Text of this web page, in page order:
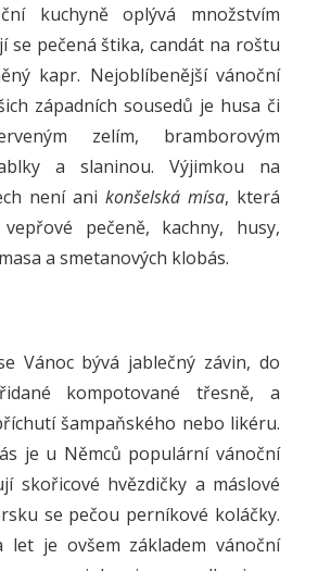
kuchyně oplývá množstvím
se pečená štika, candát na roštu
kapr. Nejoblíbenější vánoční
západních sousedů je husa či
zelím, bramborovým
a slaninou. Výjimkou na
není ani konšelská mísa, která
pečeně, kachny, husy,
a smetanových klobás.
Vánoc bývá jablečný závin, do
kompotované třesně, a
šampaňského nebo likéru.
je u Němců populární vánoční
skořicové hvězdičky a máslové
se pečou perníkové koláčky.
je ovšem základem vánoční